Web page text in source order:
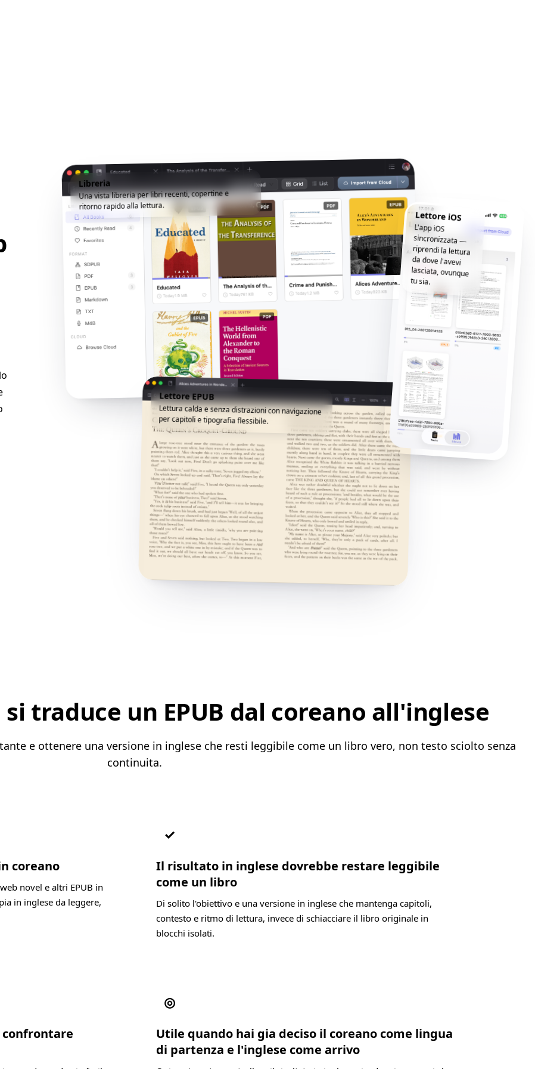
Libreria
Una vista libreria per libri recenti, copertine e
ritorno rapido alla lettura.
Lettore EPUB
Lettura calda e senza distrazioni con navigazione
per capitoli e tipografia flessibile.
Lettore iOS
L'app iOS
sincronizzata —
riprendi la lettura
da dove l'avevi
lasciata, ovunque
tu sia.
traduce un EPUB dal coreano all'inglese
e ottenere una versione in inglese che resti leggibile come un libro vero, non testo sciolto senza
continuita.
coreano
novel e altri EPUB in
in inglese da leggere,
✓
Il risultato in inglese dovrebbe restare leggibile
come un libro
Di solito l'obiettivo e una versione in inglese che mantenga capitoli,
contesto e ritmo di lettura, invece di schiacciare il libro originale in
blocchi isolati.
confrontare
◎
Utile quando hai gia deciso il coreano come lingua
di partenza e l'inglese come arrivo